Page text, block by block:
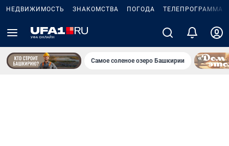
НЕДВИЖИМОСТЬ ЗНАКОМСТВА ПОГОДА ТЕЛЕПРОГРАММА
Самое соленое озеро Башкирии